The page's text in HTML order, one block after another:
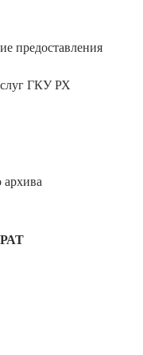
предоставления
ГКУ РХ